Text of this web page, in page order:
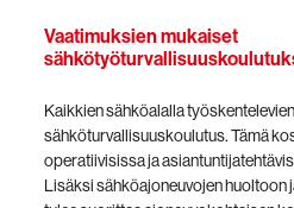
Vaatimuksien mukaiset
Kaikkien sähköalalla
sähköturvallisuuskoulutus. Tämä
operatiivisissa ja
Lisäksi sähköajoneuvojen huoltoon